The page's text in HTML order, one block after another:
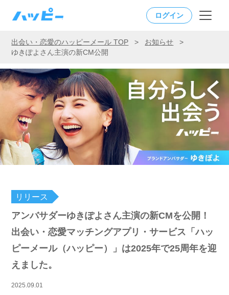
ログイン
出会い・恋愛のハッピーメール TOP > お知らせ
>
ゆきぽよさん主演の新CM公開
リリース
アンバサダーゆきぽよさん主演の新CMを公開！
出会い・恋愛マッチングアプリ・サービス「ハッ
ピーメール（ハッピー）」は2025年で25周年を迎
えました。
2025.09.01